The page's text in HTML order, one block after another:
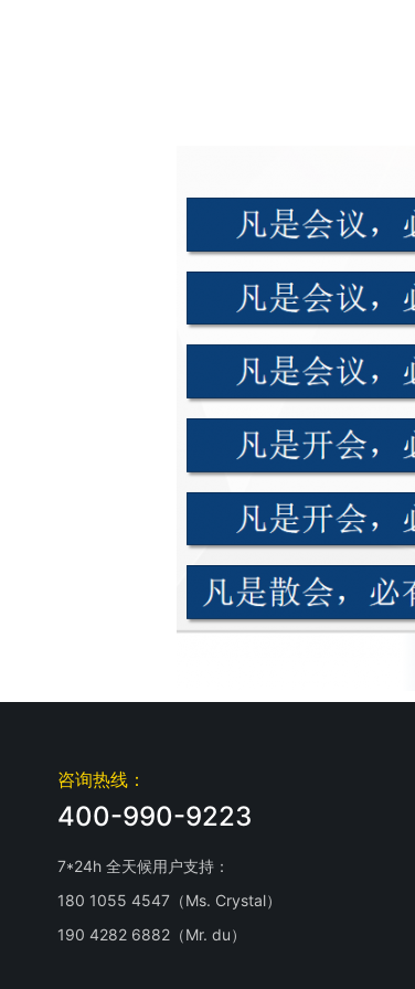
咨询热线：
400-990-9223
7*24h 全天候用户支持：
180 1055 4547（Ms. Crystal）
190 4282 6882（Mr. du）